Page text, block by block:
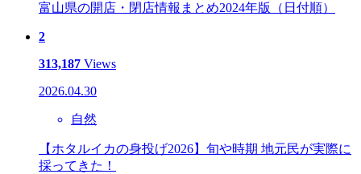
富山県の開店・閉店情報まとめ2024年版（日付順）
2
313,187 Views
2026.04.30
自然
【ホタルイカの身投げ2026】旬や時期 地元民が実際に
採ってきた！